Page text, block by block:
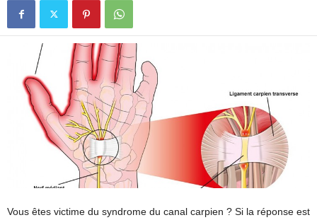
Vous êtes victime du syndrome du canal carpien ? Si la réponse est